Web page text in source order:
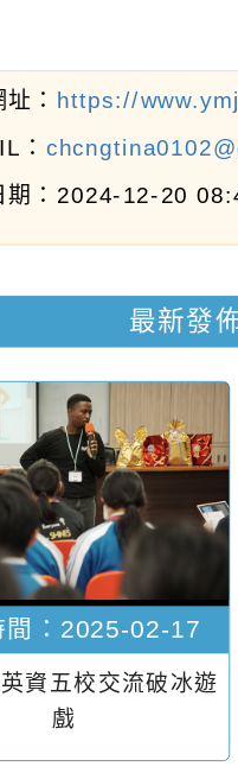
：
https://
：
期：2024-12-20
最新發
間：2025-02-17
資五校交流破冰遊
戲